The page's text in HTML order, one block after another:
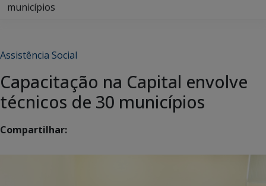
municípios
Assistência Social
Capacitação na Capital envolve
técnicos de 30 municípios
Compartilhar: